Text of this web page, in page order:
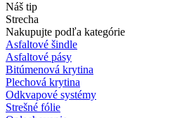
Náš tip
Strecha
Nakupujte podľa kategórie
Asfaltové šindle
Asfaltové pásy
Bitúmenová krytina
Plechová krytina
Odkvapové systémy
Strešné fólie